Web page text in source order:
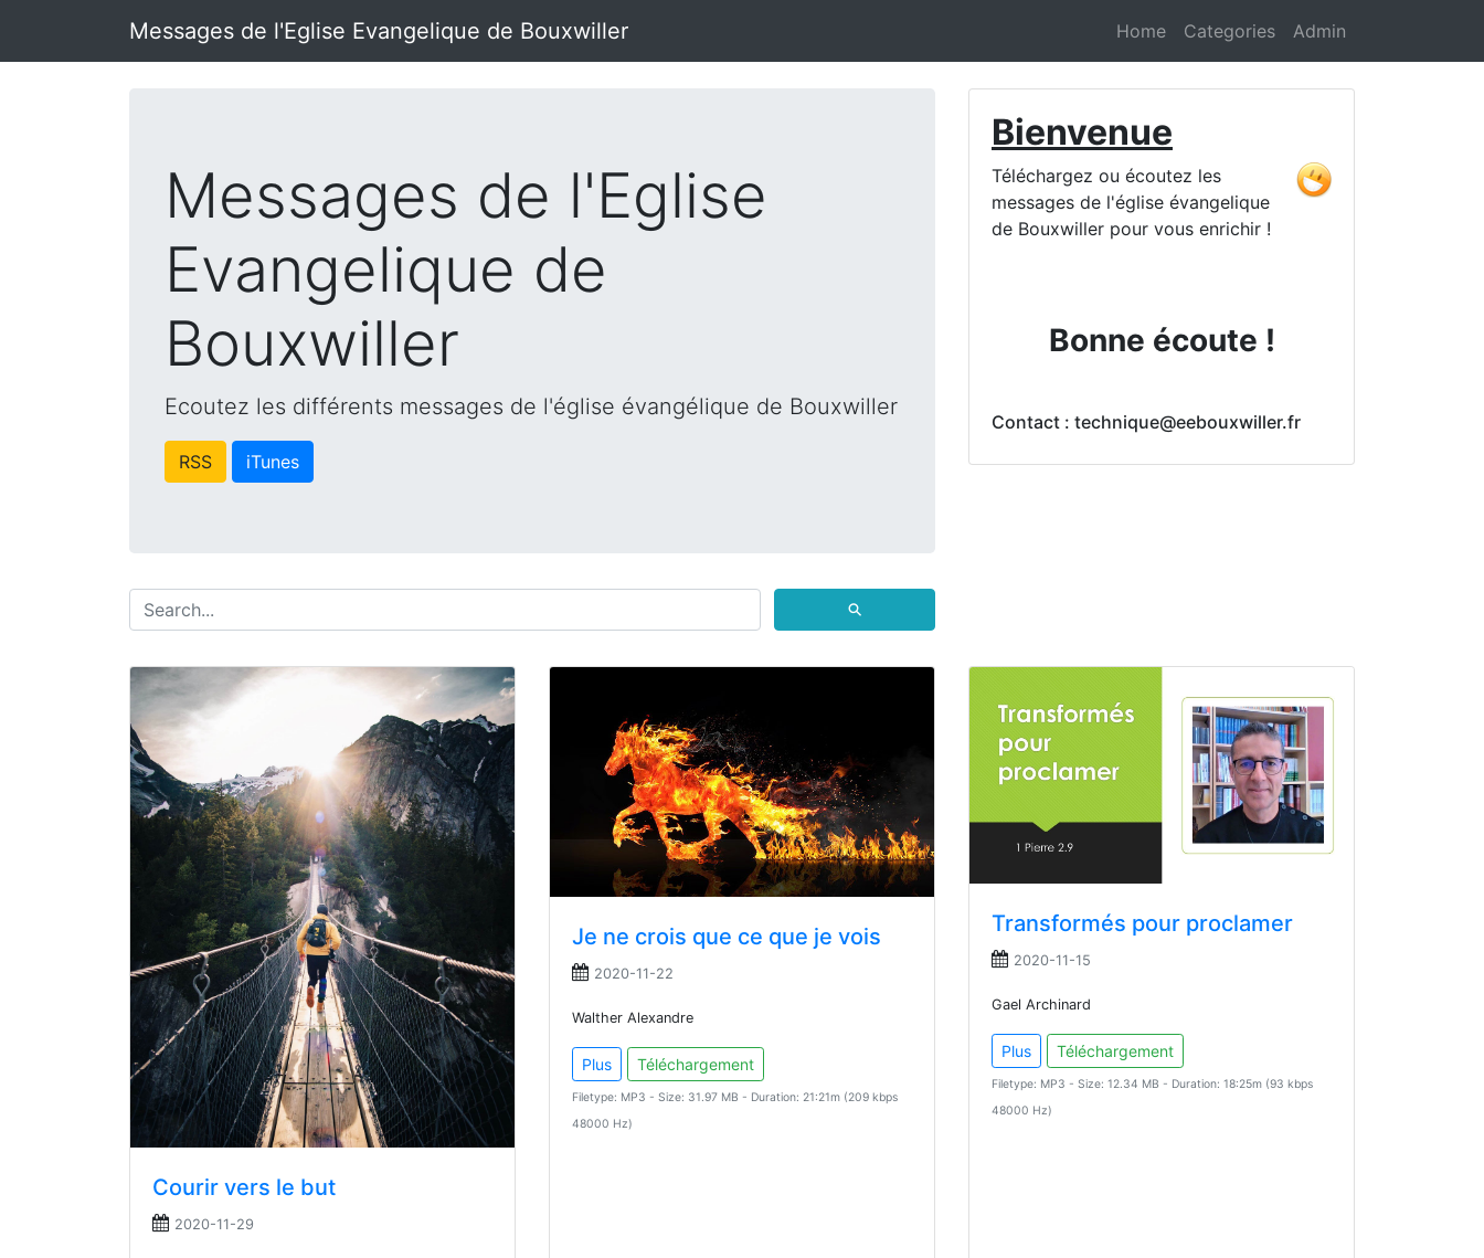
Messages de l'Eglise Evangelique de Bouxwiller Home Categories Admin
Messages de l'Eglise
Evangelique de
Bouxwiller
Ecoutez les différents messages de l'église évangélique de Bouxwiller
RSS iTunes
⚲
Bienvenue
Téléchargez ou écoutez les
messages de l'église évangelique
de Bouxwiller pour vous enrichir !
Bonne écoute !
Contact : technique@eebouxwiller.fr
Courir vers le but
2020-11-29
Je ne crois que ce que je vois
2020-11-22
Walther Alexandre
Plus Téléchargement
Filetype: MP3 - Size: 31.97 MB - Duration: 21:21m (209 kbps
48000 Hz)
Transformés pour proclamer
2020-11-15
Gael Archinard
Plus Téléchargement
Filetype: MP3 - Size: 12.34 MB - Duration: 18:25m (93 kbps
48000 Hz)